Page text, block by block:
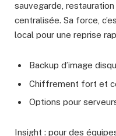
sauvegarde,
centralisée. Sa force,
local pour une reprise
Backup d’image
Chiffrement fort et
Options pour
Insight : pour des